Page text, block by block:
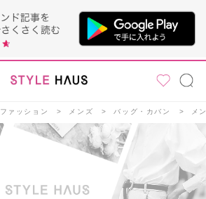
ファッション メンズ バッグ・カバン メ